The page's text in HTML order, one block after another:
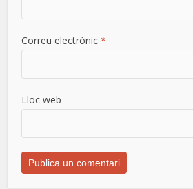
Correu electrònic*
Lloc web